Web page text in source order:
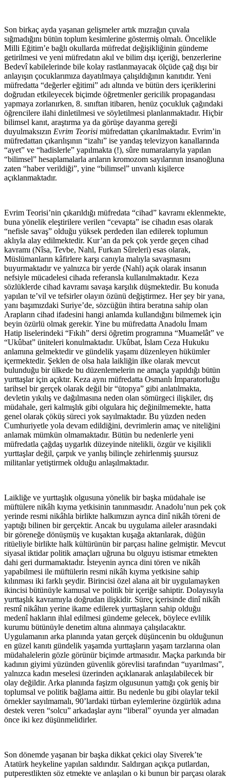
Son birkaç ayda yaşanan gelişmeler artık mızrağın çuvala
sığmadığını bütün toplum kesimlerine göstermiş olmalı. Öncelikle
Milli Eğitim’e bağlı okullarda müfredat değişikliğinin gündeme
getirilmesi ve yeni müfredatın akıl ve bilim dışı içeriği, benzerlerine
Bedevî kabilelerinde bile kolay rastlanmayacak ölçüde çağ dışı bir
anlayışın çocuklarımıza dayatılmaya çalışıldığının kanıtıdır. Yeni
müfredatta “değerler eğitimi” adı altında ve bütün ders içeriklerini
doğrudan etkileyecek biçimde öğretmenler gericilik propagandası
yapmaya zorlanırken, 8. sınıftan itibaren, henüz çocukluk çağındaki
öğrencilere ilahi dinletilmesi ve söyletilmesi planlanmaktadır. Hiçbir
bilimsel kanıt, araştırma ya da görüşe dayanma gereği
duyulmaksızın Evrim Teorisi müfredattan çıkarılmaktadır. Evrim’in
müfredattan çıkarılışının “izahı” ise yandaş televizyon kanallarında
“ayet” ve “hadislerle” yapılmakta (!), sûre numaralarıyla yapılan
“bilimsel” hesaplamalarla arıların kromozom sayılarının insanoğluna
zaten “haber verildiği”, yine “bilimsel” unvanlı kişilerce
açıklanmaktadır.
Evrim Teorisi’nin çıkarıldığı müfredata “cihad” kavramı eklenmekte,
buna yönelik eleştirilere verilen “cevapta” ise cihadın esas olarak
“nefisle savaş” olduğu yüksek perdeden ilan edilerek toplumun
aklıyla alay edilmektedir. Kur’an da pek çok yerde geçen cihad
kavramı (Nîsa, Tevbe, Nahl, Furkan Sûreleri) esas olarak,
Müslümanların kâfirlere karşı canıyla malıyla savaşmasını
buyurmaktadır ve yalnızca bir yerde (Nahl) açık olarak insanın
nefsiyle mücadelesi cihada referansla kullanılmaktadır. Keza
sözlüklerde cihad kavramı savaşa karşılık düşmektedir. Bu konuda
yapılan te’vil ve tefsirler olayın özünü değiştirmez. Her şey bir yana,
yanı başımızdaki Suriye’de, sözcüğün ihtira beratına sahip olan
Arapların cihad ifadesini hangi anlamda kullandığını bilmemek için
beyin özürlü olmak gerekir. Yine bu müfredatta Anadolu İmam
Hatip liselerindeki “Fıkıh” dersi öğretim programına “Muamelât” ve
“Ukûbat” üniteleri konulmaktadır. Ukûbat, İslam Ceza Hukuku
anlamına gelmektedir ve gündelik yaşamı düzenleyen hükümler
içermektedir. Şeklen de olsa hala laikliğin ilke olarak mevcut
bulunduğu bir ülkede bu düzenlemelerin ne amaçla yapıldığı bütün
yurttaşlar için açıktır. Keza aynı müfredatta Osmanlı İmparatorluğu
tarihsel bir gerçek olarak değil bir “ütopya” gibi anlatılmakta,
devletin yıkılış ve dağılmasına neden olan sömürgeci ilişkiler, dış
müdahale, geri kalmışlık gibi olgulara hiç değinilmemekte, hatta
genel olarak çöküş süreci yok sayılmaktadır. Bu yüzden neden
Cumhuriyetle yola devam edildiğini, devrimlerin amaç ve niteliğini
anlamak mümkün olmamaktadır. Bütün bu nedenlerle yeni
müfredatla çağdaş uygarlık düzeyinde nitelikli, özgür ve kişilikli
yurttaşlar değil, çarpık ve yanlış bilinçle zehirlenmiş şuursuz
militanlar yetiştirmek olduğu anlaşılmaktadır.
Laikliğe ve yurttaşlık olgusuna yönelik bir başka müdahale ise
müftülere nikâh kıyma yetkisinin tanınmasıdır. Anadolu’nun pek çok
yerinde resmi nikâhla birlikte halkımızın ayrıca dinî nikâh töreni de
yaptığı bilinen bir gerçektir. Ancak bu uygulama aileler arasındaki
bir göreneğe dönüşmüş ve kuşaktan kuşağa aktarılarak, düğün
ritüeliyle birlikte halk kültürünün bir parçası haline gelmiştir. Mevcut
siyasal iktidar politik amaçları uğruna bu olguyu istismar etmekten
dahi geri durmamaktadır. İsteyenin ayrıca dini tören ve nikâh
yapabilmesi ile müftülerin resmi nikâh kıyma yetkisine sahip
kılınması iki farklı şeydir. Birincisi özel alana ait bir uygulamayken
ikincisi bütünüyle kamusal ve politik bir içeriğe sahiptir. Dolayısıyla
yurttaşlık kavramıyla doğrudan ilişkidir. Süreç içerisinde dinî nikâh
resmî nikâhın yerine ikame edilerek yurttaşların sahip olduğu
medenî hakların ihlal edilmesi gündeme gelecek, böylece evlilik
kurumu bütünüyle denetim altına alınmaya çalışılacaktır.
Uygulamanın arka planında yatan gerçek düşüncenin bu olduğunun
en güzel kanıtı gündelik yaşamda yurttaşların yaşam tarzlarına olan
müdahalelerin gözle görünür biçimde artmasıdır. Maçka parkında bir
kadının giyimi yüzünden güvenlik görevlisi tarafından “uyarılması”,
yalnızca kadın meselesi üzerinden açıklanarak anlaşılabilecek bir
olay değildir. Arka planında faşizm olgusunun yattığı çok geniş bir
toplumsal ve politik bağlama aittir. Bu nedenle bu gibi olaylar tekil
örnekler sayılmamalı, 90’lardaki türban eylemlerine özgürlük adına
destek veren “solcu” arkadaşlar aynı “liberal” oyunda yer almadan
önce iki kez düşünmelidirler.
Son dönemde yaşanan bir başka dikkat çekici olay Siverek’te
Atatürk heykeline yapılan saldırıdır. Saldırgan açıkça putlardan,
putperestlikten söz etmekte ve anlaşılan o ki bunun bir parçası olarak